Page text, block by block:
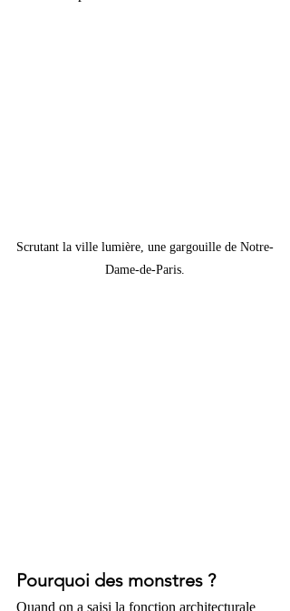
Scrutant la ville lumière, une gargouille de Notre-
Dame-de-Paris.
Pourquoi des monstres ?
Quand on a saisi la fonction architecturale